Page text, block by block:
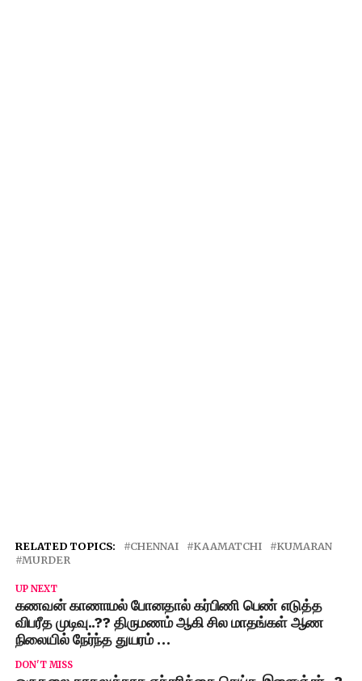
RELATED TOPICS: CHENNAI KAAMATCHI
KUMARAN
MURDER
UP NEXT
கணவன் காணாமல் போனதால் கர்பிணி பெண் எடுத்த
விபரீத முடிவு..?? திருமணம் ஆகி சில மாதங்கள் ஆண
நிலையில் நேர்ந்த துயரம் …
DON'T MISS